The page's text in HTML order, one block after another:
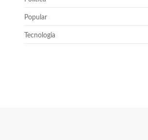
Popular
Tecnologia